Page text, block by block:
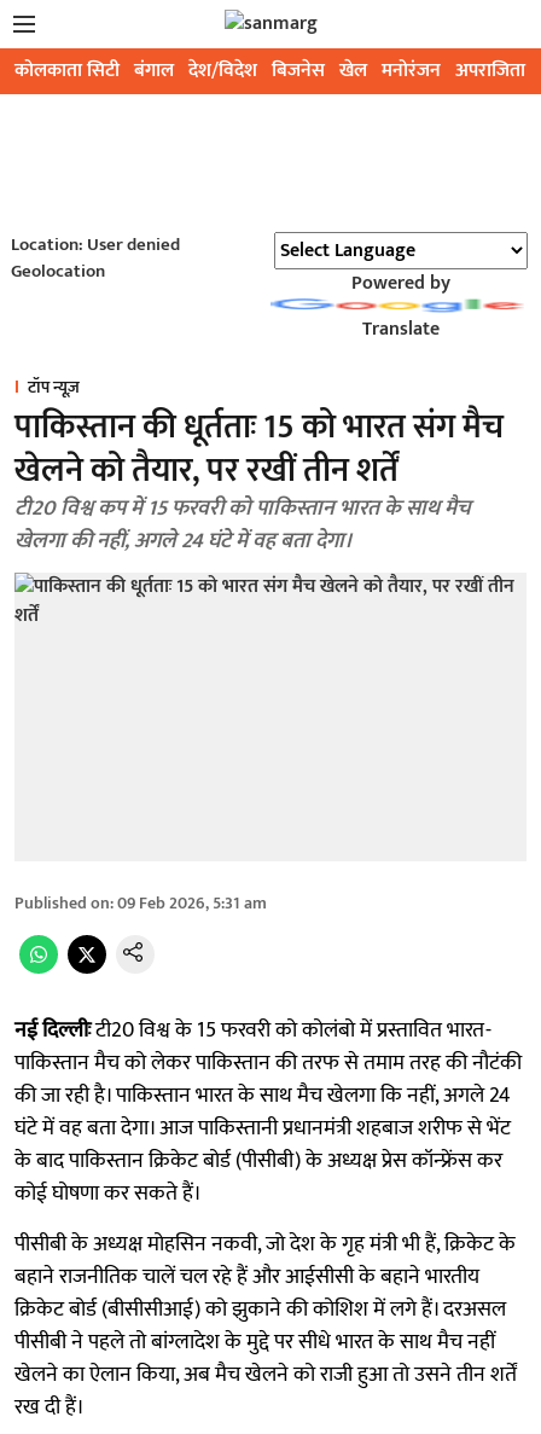
कोलकाता सिटी बंगाल देश/विदेश बिजनेस खेल मनोरंजन अपराजिता
Location: User denied
Geolocation
Powered by
Translate
टॉप न्यूज़
पाकिस्तान की धूर्तताः 15 को भारत संग मैच
खेलने को तैयार, पर रखीं तीन शर्तें
टी20 विश्व कप में 15 फरवरी को पाकिस्तान भारत के साथ मैच
खेलगा की नहीं, अगले 24 घंटे में वह बता देगा।
Published on:09 Feb 2026, 5:31 am
नई दिल्लीःटी20 विश्व के 15 फरवरी को कोलंबो में प्रस्तावित भारत-
पाकिस्तान मैच को लेकर पाकिस्तान की तरफ से तमाम तरह की नौटंकी
की जा रही है। पाकिस्तान भारत के साथ मैच खेलगा कि नहीं, अगले 24
घंटे में वह बता देगा। आज पाकिस्तानी प्रधानमंत्री शहबाज शरीफ से भेंट
के बाद पाकिस्तान क्रिकेट बोर्ड (पीसीबी) के अध्यक्ष प्रेस कॉन्फ्रेंस कर
कोई घोषणा कर सकते हैं।
पीसीबी के अध्यक्ष मोहसिन नकवी, जो देश के गृह मंत्री भी हैं, क्रिकेट के
बहाने राजनीतिक चालें चल रहे हैं और आईसीसी के बहाने भारतीय
क्रिकेट बोर्ड (बीसीसीआई) को झुकाने की कोशिश में लगे हैं। दरअसल
पीसीबी ने पहले तो बांग्लादेश के मुद्दे पर सीधे भारत के साथ मैच नहीं
खेलने का ऐलान किया, अब मैच खेलने को राजी हुआ तो उसने तीन शर्तें
रख दी हैं।